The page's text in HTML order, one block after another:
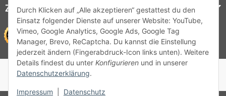
Durch Klicken auf „Alle akzeptieren“ gestattest du den
Einsatz folgender Dienste auf unserer Website: YouTube,
Vimeo, Google Analytics, Google Ads, Google Tag
Manager, Brevo, ReCaptcha. Du kannst die Einstellung
jederzeit ändern (Fingerabdruck-Icon links unten). Weitere
Details findest du unter Konfigurieren und in unserer
Datenschutzerklärung.
Impressum Datenschutz
Zahlungsmöglichkeiten
© 1964 - 2026 Lüllmann GmbH